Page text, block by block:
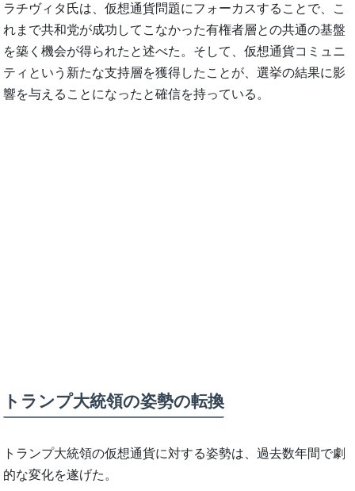
ラチヴィタ氏は、仮想通貨問題にフォーカスすることで、こ
れまで共和党が成功してこなかった有権者層との共通の基盤
を築く機会が得られたと述べた。そして、仮想通貨コミュニ
ティという新たな支持層を獲得したことが、選挙の結果に影
響を与えることになったと確信を持っている。
トランプ大統領の姿勢の転換
トランプ大統領の仮想通貨に対する姿勢は、過去数年間で劇
的な変化を遂げた。